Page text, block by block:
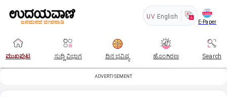
UV English
E-Paper
ಮುಖಪುಟ ಸುದ್ದಿ ವಿಭಾಗ ದಿನ ಭವಿಷ್ಯ ಹೊಂಗಿರಣ Search
ADVERTISEMENT